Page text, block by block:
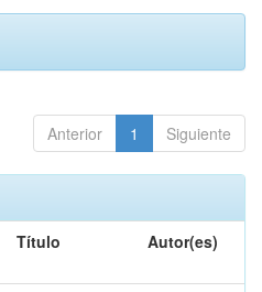
Anterior 1 Siguiente
Título Autor(es)